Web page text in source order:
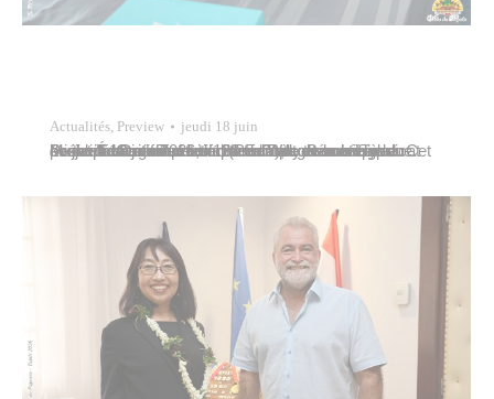
Actualités, Preview jeudi 18 juin
Le jeudi 18 juin 2026, le Stade Willy-Bambridge a accueilli la manifestation de clôture thématique du Projet Éducatif Territorial (PEdT), consacrée à la double transition environnementale et numérique. Cet événement a réuni les 120 enfants de la commune participant au dispositif d’accompagnement à la scolarité. Organisée en partenariat avec le Syndicat Mixte du Contrat de…